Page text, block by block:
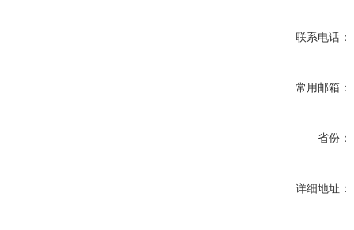
联系电话：
常用邮箱：
省份：
详细地址：